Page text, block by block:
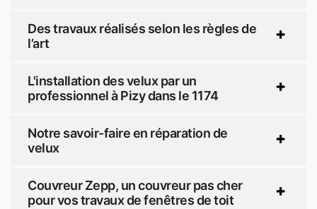
Des travaux réalisés selon les règles de
l’art
L'installation des velux par un
professionnel à Pizy dans le 1174
Notre savoir-faire en réparation de
velux
Couvreur Zepp, un couvreur pas cher
pour vos travaux de fenêtres de toit